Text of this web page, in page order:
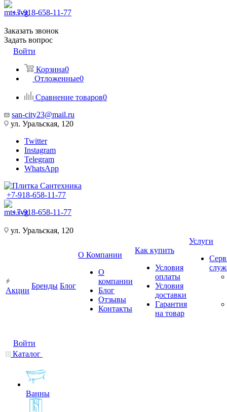
+7-918-658-11-77
Заказать звонок
Задать вопрос
Войти
Корзина0
Отложенные0
Сравнение товаров0
san-city23@mail.ru
ул. Уральская, 120
Twitter
Instagram
Telegram
WhatsApp
+7-918-658-11-77
+7-918-658-11-77
ул. Уральская, 120
Акции
Бренды Блог
О Компании
О
компании
Блог
Отзывы
Контакты
Как купить
Условия
оплаты
Условия
доставки
Гарантия
на товар
Услуги
Войти
Каталог
Ванны